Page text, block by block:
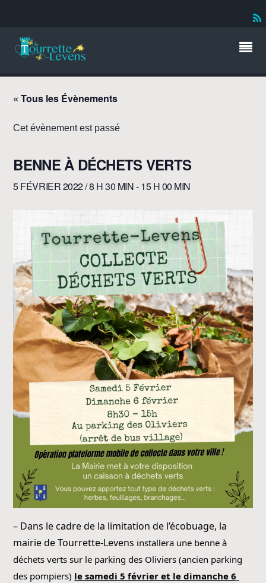
« Tous les Évènements
Cet évènement est passé
BENNE À DÉCHETS VERTS
5 FÉVRIER 2022 / 8 H 30 MIN-15 H 00 MIN
– Dans le cadre de la limitation de l’écobuage, la
mairie de Tourrette-Levens installera une benne à
déchets verts sur le parking des Oliviers (ancien parking
des pompiers) le samedi 5 février et le dimanche 6